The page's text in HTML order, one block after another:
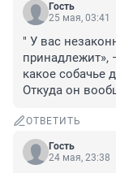
Гость
25 мая, 03:41
" У вас
принадлежит»,
какое собачье
Откуда он
ОТВЕТИТЬ
Гость
24 мая, 23:38